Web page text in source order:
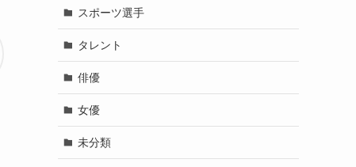
スポーツ選手
タレント
俳優
女優
未分類